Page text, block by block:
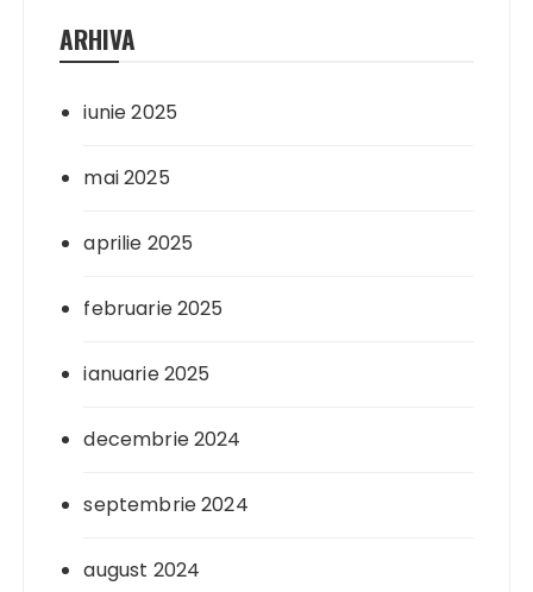
ARHIVA
iunie 2025
mai 2025
aprilie 2025
februarie 2025
ianuarie 2025
decembrie 2024
septembrie 2024
august 2024